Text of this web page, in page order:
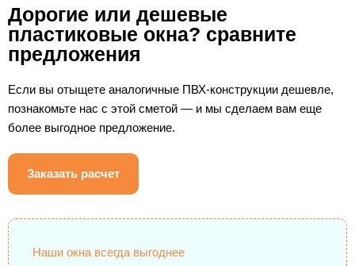
Дорогие или дешевые
пластиковые окна? сравните
предложения
Если вы отыщете аналогичные ПВХ-конструкции дешевле,
познакомьте нас с этой сметой — и мы сделаем вам еще
более выгодное предложение.
Заказать расчет
Наши окна всегда выгоднее